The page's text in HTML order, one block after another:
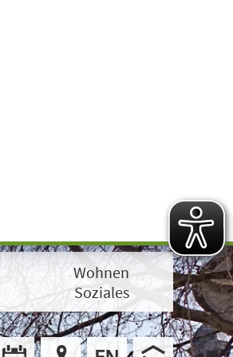
Wohnen
Soziales